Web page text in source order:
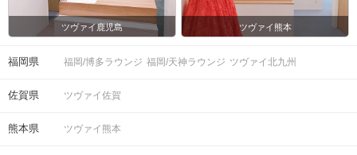
ツヴァイ鹿児島 ツヴァイ熊本
福岡県 福岡/博多ラウンジ 福岡/天神ラウンジ ツヴァイ北九州
佐賀県 ツヴァイ佐賀
熊本県 ツヴァイ熊本